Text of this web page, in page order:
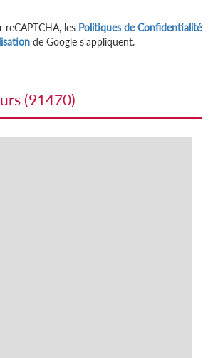
reCAPTCHA, les Politiques de Confidentialité
de Google s'appliquent.
(91470)